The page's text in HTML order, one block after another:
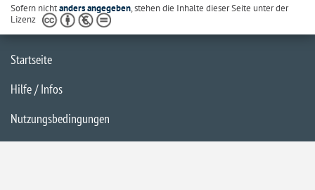
Sofern nichtanders angegeben, stehen die Inhalte dieser Seite unter der
Lizenz
Startseite
Hilfe / Infos
Nutzungsbedingungen